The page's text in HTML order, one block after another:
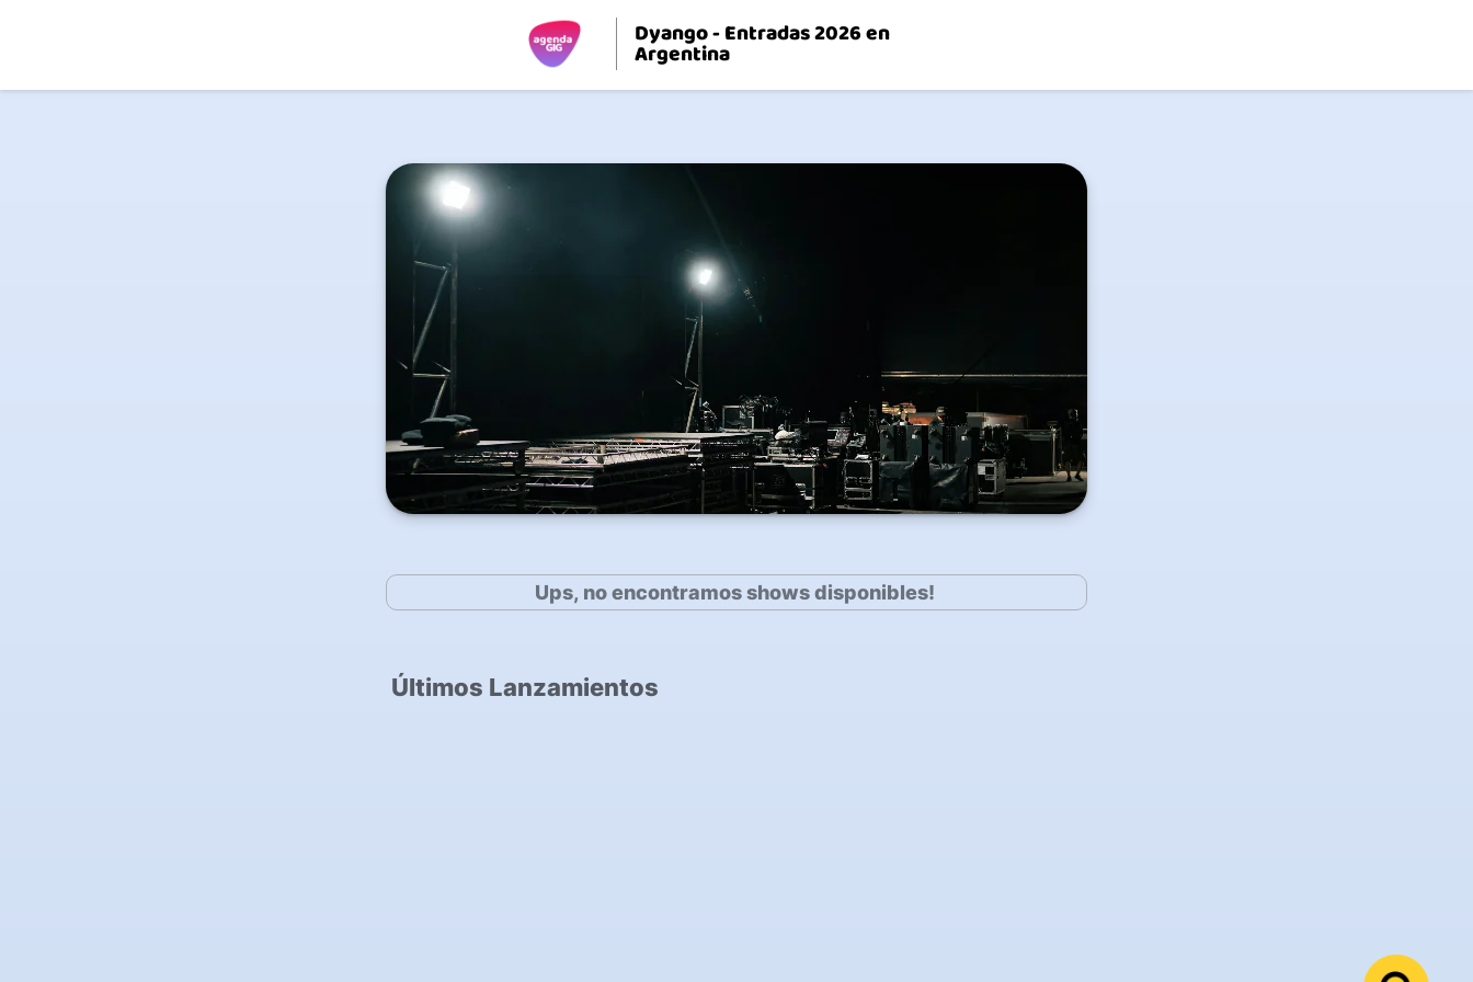
Dyango - Entradas 2026 en
Argentina
Ups, no encontramos shows disponibles!
Últimos Lanzamientos